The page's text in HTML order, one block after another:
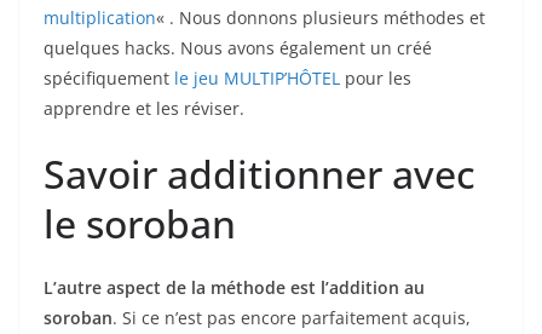
multiplication« . Nous donnons plusieurs méthodes et
quelques hacks. Nous avons également un créé
spécifiquement le jeu MULTIP’HÔTEL pour les
apprendre et les réviser.
Savoir additionner avec
le soroban
L’autre aspect de la méthode est l’addition au
soroban. Si ce n’est pas encore parfaitement acquis,